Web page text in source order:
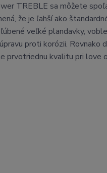
TREBLE sa môžete
že je ľahší ako
veľké plandavky,
proti korózii. Rovnako
prvotriednu kvalitu pri love